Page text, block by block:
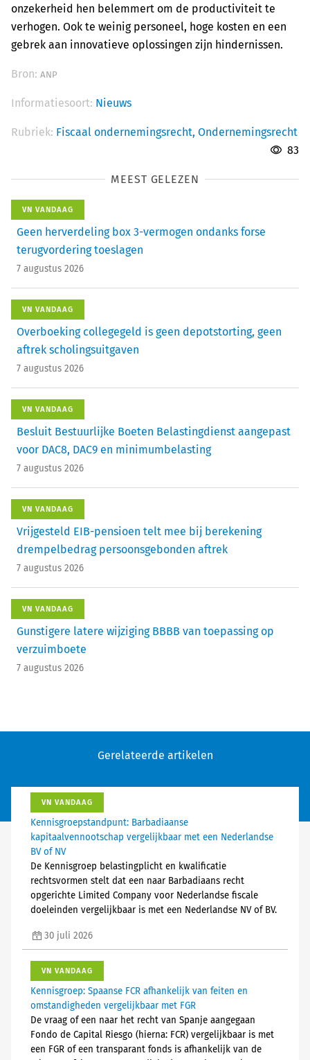
onzekerheid hen belemmert om de productiviteit te
verhogen. Ook te weinig personeel, hoge kosten en een
gebrek aan innovatieve oplossingen zijn hindernissen.
Bron: ANP
Informatiesoort: Nieuws
Rubriek: Fiscaal ondernemingsrecht, Ondernemingsrecht
83
MEEST GELEZEN
VN VANDAAG
Geen herverdeling box 3-vermogen ondanks forse
terugvordering toeslagen
7 augustus 2026
VN VANDAAG
Overboeking collegegeld is geen depotstorting, geen
aftrek scholingsuitgaven
7 augustus 2026
VN VANDAAG
Besluit Bestuurlijke Boeten Belastingdienst aangepast
voor DAC8, DAC9 en minimumbelasting
7 augustus 2026
VN VANDAAG
Vrijgesteld EIB-pensioen telt mee bij berekening
drempelbedrag persoonsgebonden aftrek
7 augustus 2026
VN VANDAAG
Gunstigere latere wijziging BBBB van toepassing op
verzuimboete
7 augustus 2026
Gerelateerde artikelen
VN VANDAAG
Kennisgroepstandpunt: Barbadiaanse
kapitaalvennootschap vergelijkbaar met een Nederlandse
BV of NV
De Kennisgroep belastingplicht en kwalificatie
rechtsvormen stelt dat een naar Barbadiaans recht
opgerichte Limited Company voor Nederlandse fiscale
doeleinden vergelijkbaar is met een Nederlandse NV of BV.
30 juli 2026
VN VANDAAG
Kennisgroep: Spaanse FCR afhankelijk van feiten en
omstandigheden vergelijkbaar met FGR
De vraag of een naar het recht van Spanje aangegaan
Fondo de Capital Riesgo (hierna: FCR) vergelijkbaar is met
een FGR of een transparant fonds is afhankelijk van de